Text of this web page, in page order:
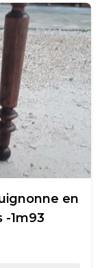
en
-1m93